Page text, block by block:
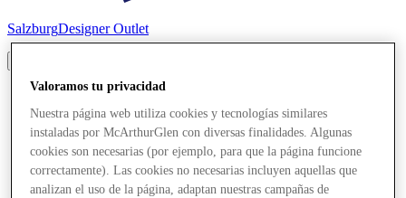
SalzburgDesigner Outlet
Valoramos tu privacidad
Nuestra página web utiliza cookies y tecnologías similares
instaladas por McArthurGlen con diversas finalidades. Algunas
cookies son necesarias (por ejemplo, para que la página funcione
correctamente). Las cookies no necesarias incluyen aquellas que
analizan el uso de la página, adaptan nuestras campañas de